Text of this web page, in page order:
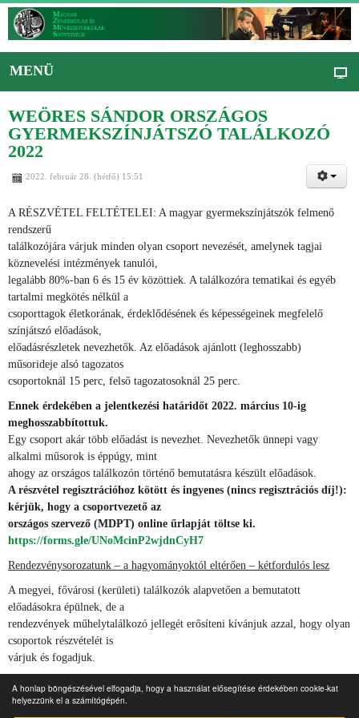
A honlap böngészésével elfogadja, hogy a használat elősegítése érdekében cookie-kat
helyezzünk el a számítógépén.
MENÜ
WEÖRES SÁNDOR ORSZÁGOS
GYERMEKSZÍNJÁTSZÓ TALÁLKOZÓ
2022
2022. február 28. (hétfő) 15:51
A RÉSZVÉTEL FELTÉTELEI: A magyar gyermekszínjátszók felmenő
rendszerű
találkozójára várjuk minden olyan csoport nevezését, amelynek tagjai
köznevelési intézmények tanulói,
legalább 80%-ban 6 és 15 év közöttiek. A találkozóra tematikai és egyéb
tartalmi megkötés nélkül a
csoporttagok életkorának, érdeklődésének és képességeinek megfelelő
színjátszó előadások,
előadásrészletek nevezhetők. Az előadások ajánlott (leghosszabb)
műsorideje alsó tagozatos
csoportoknál 15 perc, felső tagozatosoknál 25 perc.
Ennek érdekében a jelentkezési határidőt 2022. március 10-ig
meghosszabbítottuk.
Egy csoport akár több előadást is nevezhet. Nevezhetők ünnepi vagy
alkalmi műsorok is éppúgy, mint
ahogy az országos találkozón történő bemutatásra készült előadások.
A részvétel regisztrációhoz kötött és ingyenes (nincs regisztrációs díj!):
kérjük, hogy a csoportvezető az
országos szervező (MDPT) online űrlapját töltse ki.
https://forms.gle/UNoMcinP2wjdnCyH7
Rendezvénysorozatunk – a hagyományoktól eltérően – kétfordulós lesz
A megyei, fővárosi (kerületi) találkozók alapvetően a bemutatott
előadásokra épülnek, de a
rendezvények műhelytalálkozó jellegét erősíteni kívánjuk azzal, hogy olyan
csoportok részvételét is
várjuk és fogadjuk.